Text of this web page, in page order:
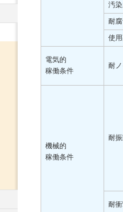
汚
耐
使
電気的
稼働条件
耐
機械的
稼働条件
耐
耐